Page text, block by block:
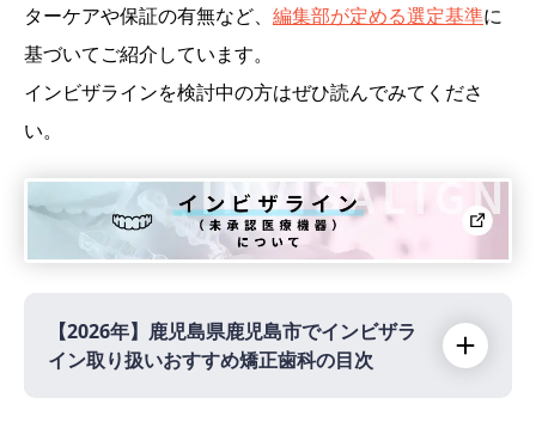
ターケアや保証の有無など、 編集部が定める選定基準に
基づいてご紹介しています。
インビザラインを検討中の方はぜひ読んでみてくださ
い。
【2026年】 鹿児島県鹿児島市でインビザラ
イン取り扱いおすすめ矯正歯科の目次